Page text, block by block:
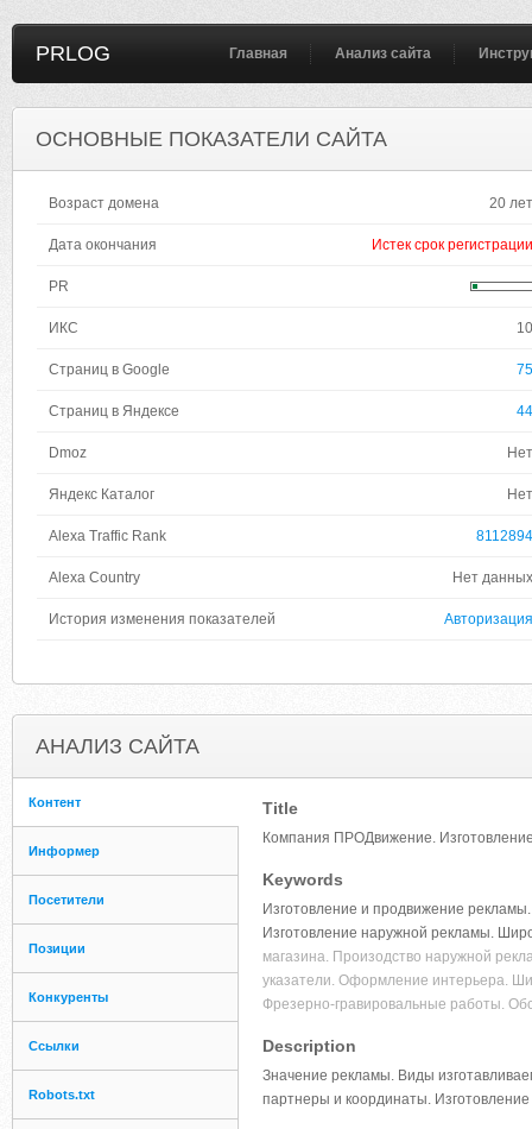
PRLOG Главная Анализ сайта
ОСНОВНЫЕ ПОКАЗАТЕЛИ САЙТА
Возраст домена 20 лет
Дата окончания Истек срок регистрации
PR
ИКС 10
Страниц в Google 75
Страниц в Яндексе 44
Dmoz Нет
Яндекс Каталог Нет
Alexa Traffic Rank 8112894
Alexa Country Нет данных
История изменения показателей Авторизация
АНАЛИЗ САЙТА
Контент
Информер
Посетители
Позиции
Конкуренты
Ссылки
Robots.txt
Title
Компания ПРОДвижение.
Keywords
Изготовление и продвижение
Изготовление наружной рекламы.
магазина. Произодство наружной
указатели. Оформление интерьера.
Фрезерно-гравировальные работы.
Description
Значение рекламы. Виды
партнеры и координаты.